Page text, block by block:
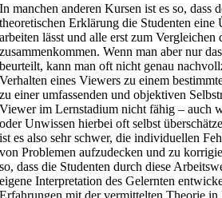
In manchen anderen Kursen ist es so, dass
theoretischen Erklärung die Studenten eine
arbeiten lässt und alle erst zum Vergleichen
zusammenkommen. Wenn man aber nur
beurteilt, kann man oft nicht genau
Verhalten eines Viewers zu einem
zu einer umfassenden und objektiven
Viewer im Lernstadium nicht fähig – auch
oder Unwissen hierbei oft selbst
ist es also sehr schwer, die individuellen
von Problemen aufzudecken und zu
so, dass die Studenten durch diese
eigene Interpretation des Gelernten
Erfahrungen mit der vermittelten Theorie